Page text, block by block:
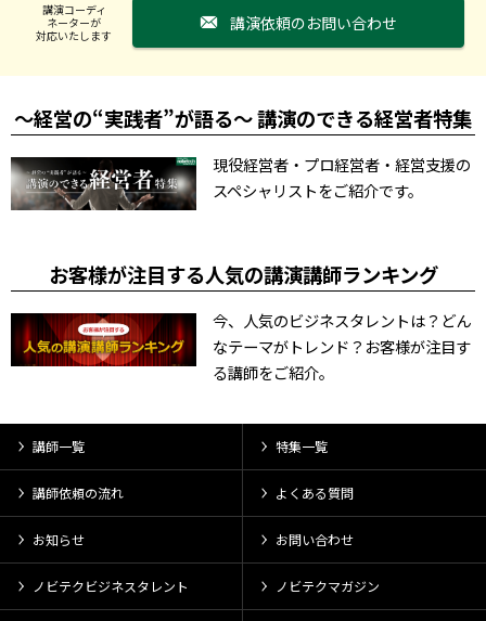
講演コーディ
ネーターが
対応いたします
講演依頼のお問い合わせ
～経営の“実践者”が語る～ 講演のできる経営者特集
現役経営者・プロ経営者・経営支援の
スペシャリストをご紹介です。
お客様が注目する人気の講演講師ランキング
今、人気のビジネスタレントは？どん
なテーマがトレンド？お客様が注目す
る講師をご紹介。
講師一覧 特集一覧
講師依頼の流れ よくある質問
お知らせ お問い合わせ
ノビテクビジネスタレント ノビテクマガジン